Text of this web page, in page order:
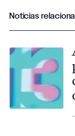
Noticias